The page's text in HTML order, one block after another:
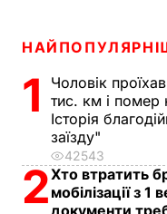
1
Чоловік
тис. км і помер
Історія
заїзду"
42543
2Хто втратить
мобілізації з 1
документи